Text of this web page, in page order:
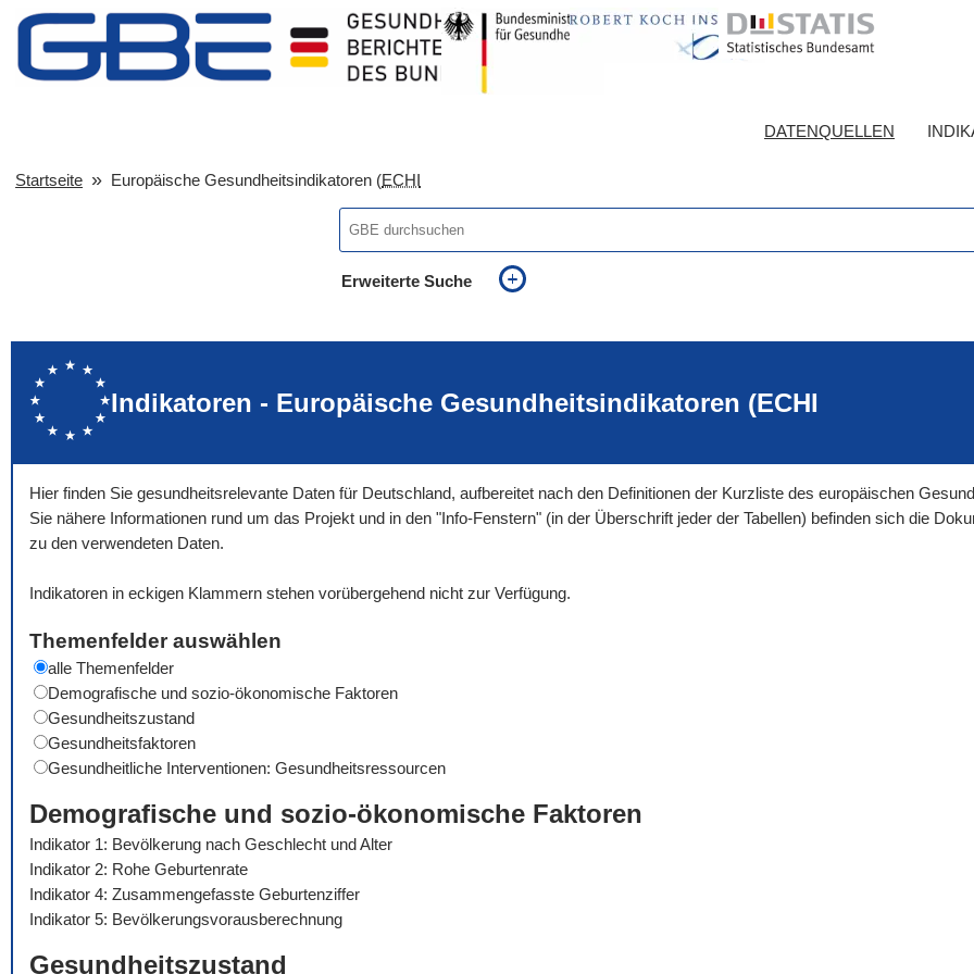
DATENQUELLEN
Startseite Europäische Gesundheitsindikatoren (ECHI
Erweiterte Suche
Indikatoren - Europäische Gesundheitsindikatoren (ECHI
Hier finden Sie gesundheitsrelevante Daten für Deutschland, aufbereitet nach den Definitionen der Kurzliste des europäischen
Sie nähere Informationen rund um das Projekt und in den "Info-Fenstern" (in der Überschrift jeder der Tabellen) befinden sich die
zu den verwendeten Daten.
Indikatoren in eckigen Klammern stehen vorübergehend nicht zur Verfügung.
Themenfelder auswählen
alle Themenfelder
Demografische und sozio-ökonomische Faktoren
Gesundheitszustand
Gesundheitsfaktoren
Gesundheitliche Interventionen: Gesundheitsressourcen
Demografische und sozio-ökonomische Faktoren
Indikator 1: Bevölkerung nach Geschlecht und Alter
Indikator 2: Rohe Geburtenrate
Indikator 4: Zusammengefasste Geburtenziffer
Indikator 5: Bevölkerungsvorausberechnung
Gesundheitszustand